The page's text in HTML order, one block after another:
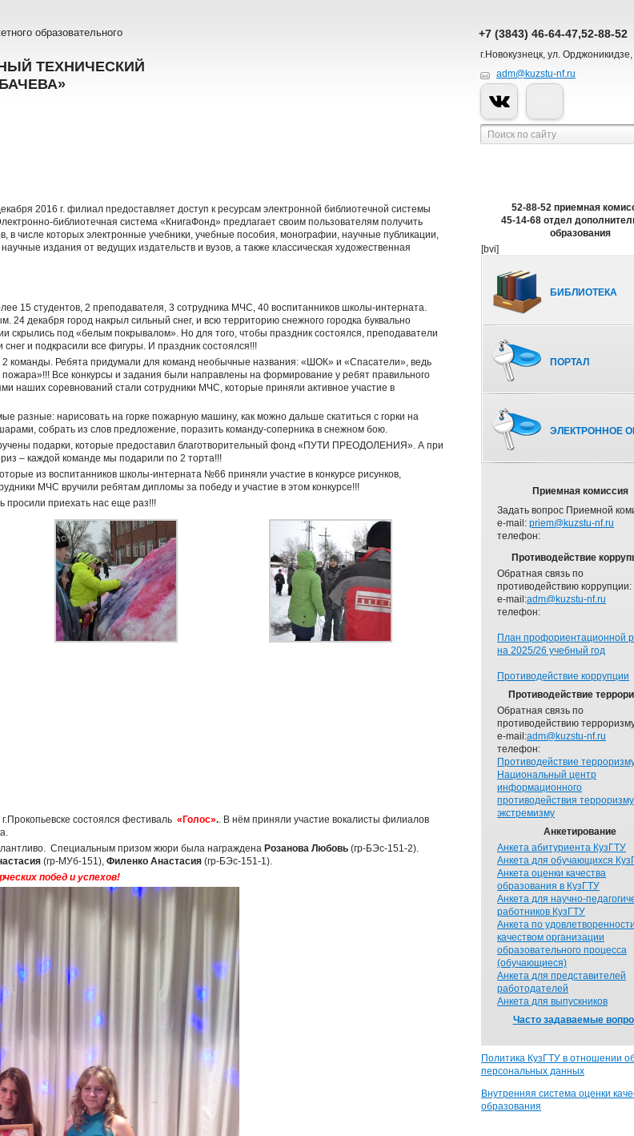
образовательного
ТЕХНИЧЕСКИЙ
+7 (3843) 46-64-47,52-88-52
г.Новокузнецк, ул.
adm@kuzstu-nf.ru
2016 г. филиал предоставляет доступ к ресурсам электронной библиотечной системы
библиотечная система «КнигаФонд» предлагает своим пользователям получить
в числе которых электронные учебники, учебные пособия, монографии, научные публикации,
издания от ведущих издательств и вузов, а также классическая художественная
15 студентов, 2 преподавателя, 3 сотрудника МЧС, 40 воспитанников школы-интерната.
24 декабря город накрыл сильный снег, и всю территорию снежного городка буквально
скрылись под «белым покрывалом». Но для того, чтобы праздник состоялся, преподаватели
и подкрасили все фигуры. И праздник состоялся!!!
команды. Ребята придумали для команд необычные названия: «ШОК» и «Спасатели», ведь
Все конкурсы и задания были направлены на формирование у ребят правильного
наших соревнований стали сотрудники МЧС, которые приняли активное участие в
разные: нарисовать на горке пожарную машину, как можно дальше скатиться с горки на
собрать из слов предложение, поразить команду-соперника в снежном бою.
подарки, которые предоставил благотворительный фонд «ПУТИ ПРЕОДОЛЕНИЯ». А при
– каждой команде мы подарили по 2 торта!!!
из воспитанников школы-интерната №66 приняли участие в конкурсе рисунков,
МЧС вручили ребятам дипломы за победу и участие в этом конкурсе!!!
просили приехать нас еще раз!!!
состоялся фестиваль«Голос».. В нём приняли участие вокалисты филиалов
Специальным призом жюри была награждена Розанова Любовь(гр-БЭс-151-2).
(гр-МУб-151), Филенко Анастасия(гр-БЭс-151-1).
побед и успехов!
52-88-52 приемная
45-14-68 отдел
образования
[bvi]
БИБЛИОТЕКА
ПОРТАЛ
ЭЛЕКТРОННОЕ
Приемная комиссия
Задать вопрос Приемной
e-mail: priem@kuzstu-nf.ru
телефон:
Противодействие
Обратная связь по
противодействию коррупции:
e-mail:adm@kuzstu-nf.ru
телефон:
План профориентационной
на 2025/26 учебный год
Противодействие коррупции
Противодействие
Обратная связь по
противодействию
e-mail:adm@kuzstu-nf.ru
телефон:
Противодействие
Национальный центр
информационного
противодействия
экстремизму
Анкетирование
Анкета абитуриента КузГТУ
Анкета для обучающихся
Анкета оценки качества
образования в КузГТУ
Анкета для научно-
работников КузГТУ
Анкета по
качеством организации
образовательного процесса
(обучающиеся)
Анкета для представителей
работодателей
Анкета для выпускников
Часто задаваемые
Политика КузГТУ в отношении
персональных данных
Внутренняя система оценки
образования